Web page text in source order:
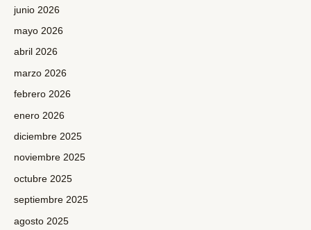
junio 2026
mayo 2026
abril 2026
marzo 2026
febrero 2026
enero 2026
diciembre 2025
noviembre 2025
octubre 2025
septiembre 2025
agosto 2025